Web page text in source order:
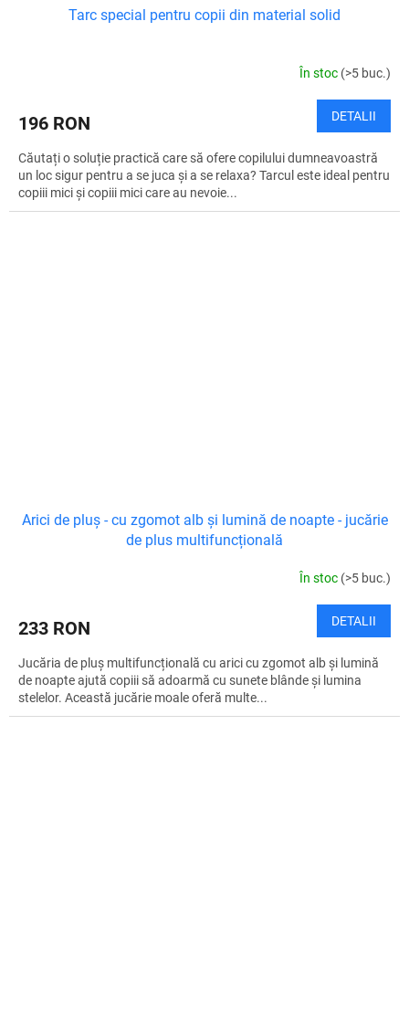
Tarc special pentru copii din material solid
În stoc (>5 buc.)
196 RON DETALII
Căutați o soluție practică care să ofere copilului dumneavoastră
un loc sigur pentru a se juca și a se relaxa? Tarcul este ideal pentru
copiii mici și copiii mici care au nevoie...
Arici de pluș - cu zgomot alb și lumină de noapte - jucărie
de plus multifuncțională
În stoc (>5 buc.)
233 RON DETALII
Jucăria de pluș multifuncțională cu arici cu zgomot alb și lumină
de noapte ajută copiii să adoarmă cu sunete blânde și lumina
stelelor. Această jucărie moale oferă multe...